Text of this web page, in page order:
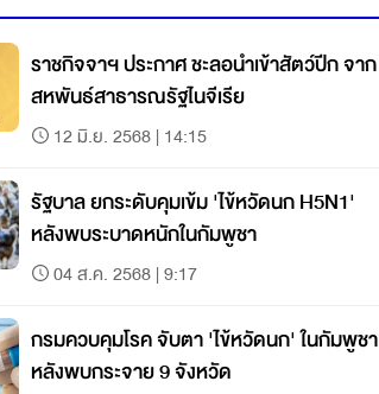
ราชกิจจาฯ ประกาศ ชะลอนำเข้าสัตว์ปีก จาก
สหพันธ์สาธารณรัฐไนจีเรีย
12 มิ.ย. 2568 | 14:15
รัฐบาล ยกระดับคุมเข้ม 'ไข้หวัดนก H5N1'
หลังพบระบาดหนักในกัมพูชา
04 ส.ค. 2568 | 9:17
กรมควบคุมโรค จับตา 'ไข้หวัดนก' ในกัมพูชา
หลังพบกระจาย 9 จังหวัด